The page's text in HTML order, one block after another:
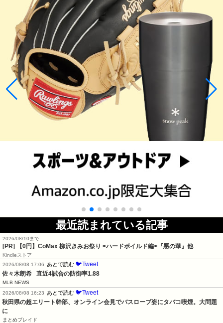
最近読まれている記事
2026/08/10まで
[PR] 【0円】CoMax 柳沢きみお祭り <ハードボイルド編>『悪の華』他
Kindleストア
2026/08/08 17:06
あとで読む 🐦Tweet
佐々木朗希   直近4試合の防御率1.88
MLB NEWS
2026/08/08 16:23
あとで読む 🐦Tweet
秋田県の超エリート幹部、オンライン会見でバスローブ姿にタバコ喫煙。大問題
に
まとめブレイド